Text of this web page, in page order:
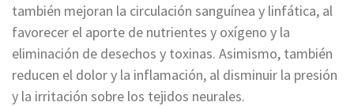
también mejoran la circulación sanguínea y linfática, al
favorecer el aporte de nutrientes y oxígeno y la
eliminación de desechos y toxinas. Asimismo, también
reducen el dolor y la inflamación, al disminuir la presión
y la irritación sobre los tejidos neurales.